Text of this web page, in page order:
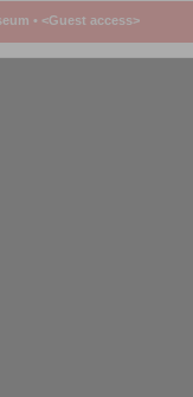
• <Guest access>